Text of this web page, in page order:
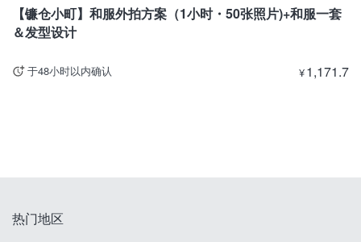
【镰仓小町】和服外拍方案（1小时・50张照片)+和服一套
＆发型设计
于48小时以内确认 ¥1,171.7
热门地区